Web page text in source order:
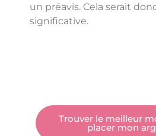
un préavis. Cela serait
significative.
Trouver le meilleur
placer mon